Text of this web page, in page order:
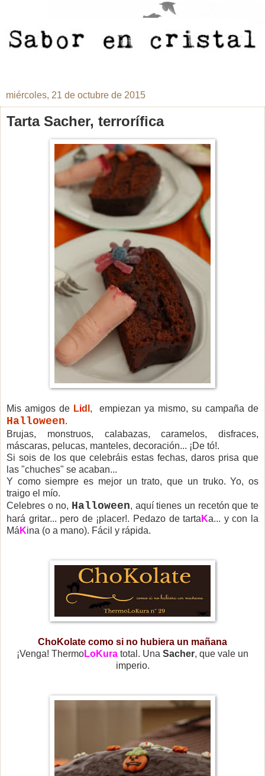
miércoles, 21 de octubre de 2015
Tarta Sacher, terrorífica
Mis amigos de Lidl , empiezan ya mismo, su campaña de
Halloween.
Brujas, monstruos, calabazas, caramelos, disfraces,
máscaras, pelucas, manteles, decoración... ¡De tó!.
Si sois de los que celebráis estas fechas, daros prisa que
las "chuches" se acaban...
Y como siempre es mejor un trato, que un truko. Yo, os
traigo el mío.
Celebres o no, Halloween, aquí tienes un recetón que te
hará gritar... pero de ¡placer!. Pedazo de tarta Ka... y con la
Má Kina (o a mano). Fácil y rápida.
ChoKolate como si no hubiera un mañana
¡Venga! ThermoLoKura total. Una Sacher, que vale un
imperio.